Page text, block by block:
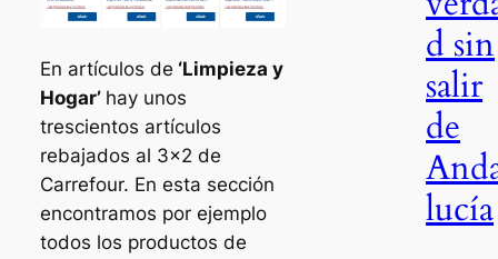
En artículos de ‘Limpieza y
Hogar’ hay unos
trescientos artículos
rebajados al 3×2 de
Carrefour. En esta sección
encontramos por ejemplo
todos los productos de
d sin
salir
de
lucía